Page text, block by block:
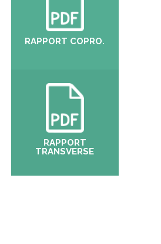
RAPPORT COPRO.
RAPPORT
TRANSVERSE